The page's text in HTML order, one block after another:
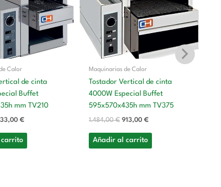
Calor
de cinta
Buffet
mm TV210
€.
€
733,00 €.
Maquinarias de Calor
Tostador Vertical de cinta
4000W Especial Buffet
595x570x435h mm TV375
1.484,00€
1.484,00 €.
913,00 €
913,00 €.
Añadir al carrito